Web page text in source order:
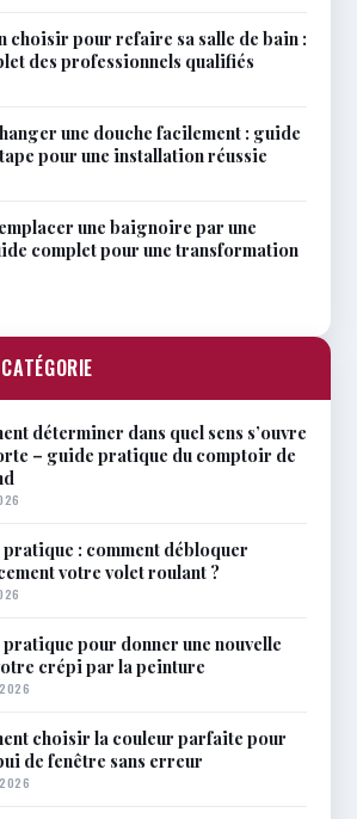
choisir pour refaire sa salle de bain :
des professionnels qualifiés
une douche facilement : guide
pour une installation réussie
une baignoire par une
complet pour une transformation
déterminer dans quel sens s’ouvre
– guide pratique du comptoir de
pratique : comment débloquer
votre volet roulant ?
pratique pour donner une nouvelle
crépi par la peinture
choisir la couleur parfaite pour
de fenêtre sans erreur